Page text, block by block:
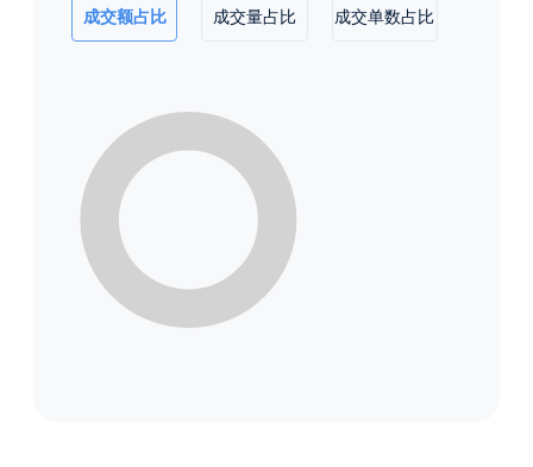
成交额占比 成交量占比 成交单数占比